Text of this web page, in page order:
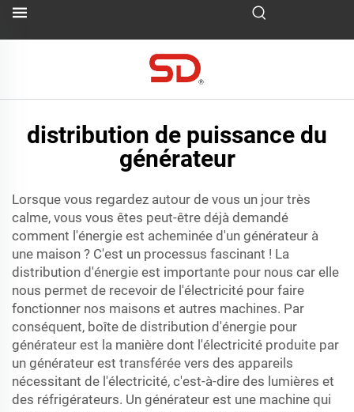
distribution de puissance du
générateur
Lorsque vous regardez autour de vous un jour très
calme, vous vous êtes peut-être déjà demandé
comment l'énergie est acheminée d'un générateur à
une maison ? C'est un processus fascinant ! La
distribution d'énergie est importante pour nous car elle
nous permet de recevoir de l'électricité pour faire
fonctionner nos maisons et autres machines. Par
conséquent, boîte de distribution d'énergie pour
générateur est la manière dont l'électricité produite par
un générateur est transférée vers des appareils
nécessitant de l'électricité, c'est-à-dire des lumières et
des réfrigérateurs. Un générateur est une machine qui